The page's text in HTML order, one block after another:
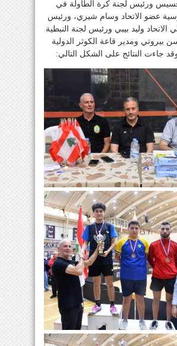
قسيس ورئيس لجنة كرة الطاولة في
عضو الاتحاد وسام شيري، ورئيس
الاتحاد وليد بيبي ورئيس لجنة النبطية
بيروتي ومدير قاعة الكوثر الدولية
جاءت النتائج على الشكل التالي: